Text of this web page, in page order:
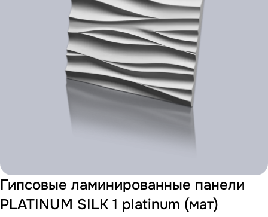
Гипсовые ламинированные панели
PLATINUM SILK 1 platinum (мат)